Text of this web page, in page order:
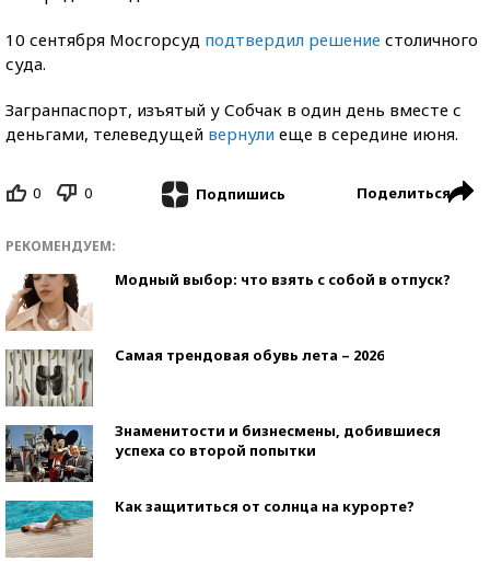
10 сентября Мосгорсуд подтвердил решение столичного
суда.
Загранпаспорт, изъятый у Собчак в один день вместе с
деньгами, телеведущей вернули еще в середине июня.
0 0 Подпишись Поделиться
РЕКОМЕНДУЕМ:
Модный выбор: что взять с собой в отпуск?
Самая трендовая обувь лета – 2026
Знаменитости и бизнесмены, добившиеся
успеха со второй попытки
Как защититься от солнца на курорте?